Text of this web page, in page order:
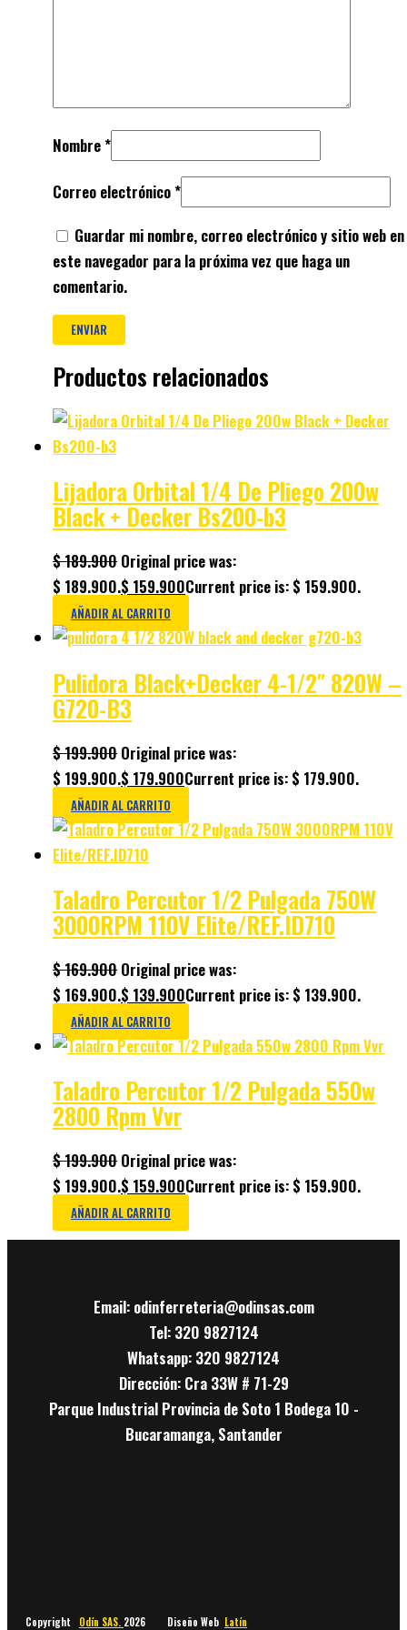
Nombre*
Correo electrónico*
Guardar mi nombre, correo electrónico y sitio web en
este navegador para la próxima vez que haga un
comentario.
Productos relacionados
Lijadora Orbital 1/4 De Pliego 200w
Black + Decker Bs200-b3
$189.900 Original price was:
$ 189.900.$ 159.900Current price is: $ 159.900.
AÑADIR AL CARRITO
Pulidora Black+Decker 4-1/2″ 820W –
G720-B3
$199.900 Original price was:
$ 199.900.$ 179.900Current price is: $ 179.900.
AÑADIR AL CARRITO
Taladro Percutor 1/2 Pulgada 750W
3000RPM 110V Elite/REF.ID710
$169.900 Original price was:
$ 169.900.$ 139.900Current price is: $ 139.900.
AÑADIR AL CARRITO
Taladro Percutor 1/2 Pulgada 550w
2800 Rpm Vvr
$199.900 Original price was:
$ 199.900.$ 159.900Current price is: $ 159.900.
AÑADIR AL CARRITO
Email: odinferreteria@odinsas.com
Tel: 320 9827124
Whatsapp: 320 9827124
Dirección: Cra 33W # 71-29
Parque Industrial Provincia de Soto 1 Bodega 10 -
Bucaramanga, Santander
Copyright Odín SAS. 2026 Diseño Web Latín